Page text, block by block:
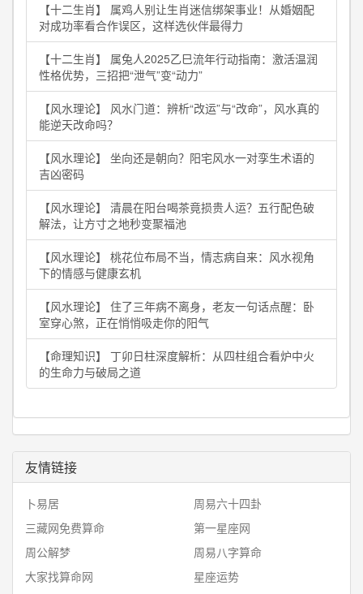
【十二生肖】 属鸡人别让生肖迷信绑架事业！从婚姻配
对成功率看合作误区，这样选伙伴最得力
【十二生肖】 属兔人2025乙巳流年行动指南：激活温润
性格优势，三招把“泄气”变“动力”
【风水理论】 风水门道：辨析“改运”与“改命”，风水真的
能逆天改命吗？
【风水理论】 坐向还是朝向？阳宅风水一对孪生术语的
吉凶密码
【风水理论】 清晨在阳台喝茶竟损贵人运？五行配色破
解法，让方寸之地秒变聚福池
【风水理论】 桃花位布局不当，情志病自来：风水视角
下的情感与健康玄机
【风水理论】 住了三年病不离身，老友一句话点醒：卧
室穿心煞，正在悄悄吸走你的阳气
【命理知识】 丁卯日柱深度解析：从四柱组合看炉中火
的生命力与破局之道
友情链接
卜易居
周易六十四卦
三藏网免费算命
第一星座网
周公解梦
周易八字算命
大家找算命网
星座运势